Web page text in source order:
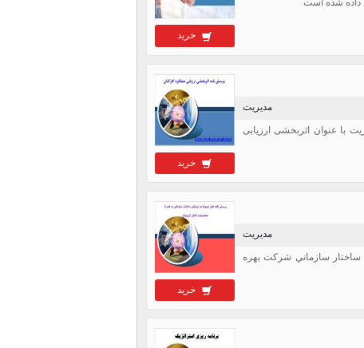
خرید
خرید
مدیریت
با عنوان اثربخشی ارزیابی
خرید
مدیریت
سازماني شركت بهره